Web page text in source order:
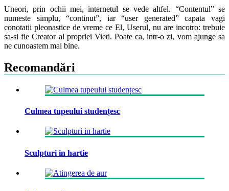
Uneori, prin ochii mei, internetul se vede altfel. “Contentul” se
numeste simplu, “continut”, iar “user generated” capata vagi
conotatii pleonastice de vreme ce El, Userul, nu are incotro: trebuie
sa-si fie Creator al propriei Vieti. Poate ca, intr-o zi, vom ajunge sa
ne cunoastem mai bine.
Recomandări
Culmea tupeului studențesc
Sculpturi in hartie